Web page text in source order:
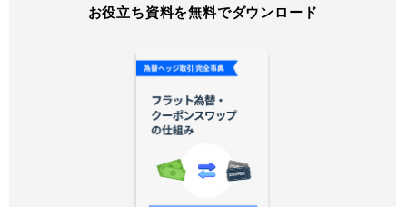
お役立ち資料を無料でダウンロード